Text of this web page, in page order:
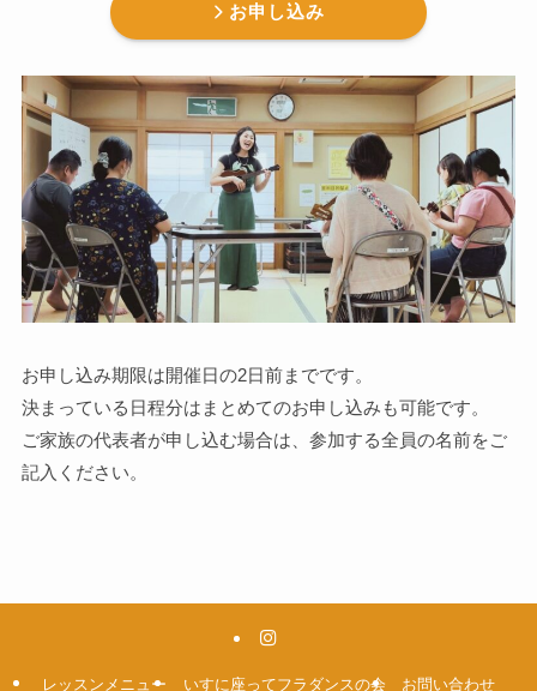
お申し込み
お申し込み期限は開催日の2日前までです。
決まっている日程分はまとめてのお申し込みも可能です。
ご家族の代表者が申し込む場合は、参加する全員の名前をご
記入ください。
レッスンメニュー いすに座ってフラダンスの会 お問い合わせ